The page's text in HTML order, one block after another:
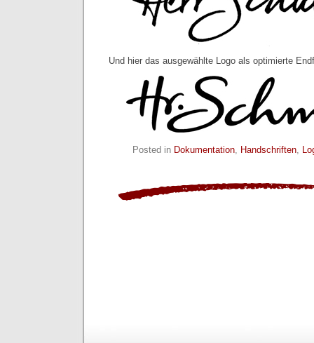
Und hier das ausgewählte Logo als optimierte
Posted in Dokumentation, Handschriften,